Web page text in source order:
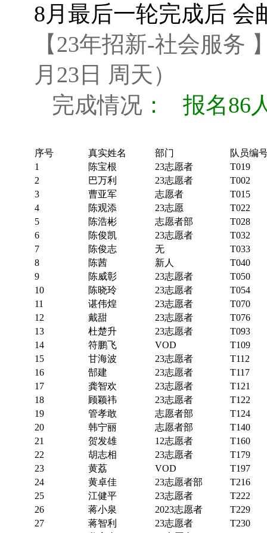
8月最后一轮完成后 会
【23年招新-社会服务
月23日 周天）
完成情况 ： 报名
序号 真实姓名 部门
队员编
1
陈宝根 23志愿者
T019
2
巴万利 23志愿者
T002
3
曹亚军 志愿者
T015
4
陈观添 23志愿
T022
5
陈浩彬 志愿者部
T028
6
陈俊凯 23志愿者
T032
7
陈俊志 无
T033
8
陈茜 新人
T040
9
陈威彰 23志愿者
T050
10
陈晓玲 23志愿者
T054
11
谌伟煌 23志愿者
T070
12
戴甜 23志愿者
T076
13
杜楚升 23志愿者
T093
14
符鹏飞 VOD
T109
15
甘海波 23志愿者
T112
16
郜建 23志愿者
T117
17
龚智欢 23志愿者
T121
18
顾颖祎 23志愿者
T122
19
管孝敢 志愿者部
T124
20
韩宁丽 志愿者部
T140
21
贺发雄 12志愿者
T160
22
胡志相 23志愿者
T179
23
黄荔 VOD
T197
24
黄卓佳 23志愿者部
T216
25
江健平 23志愿者
T222
26
蒋小泉 2023志愿者
T229
27
蒋智利 23志愿者
T230